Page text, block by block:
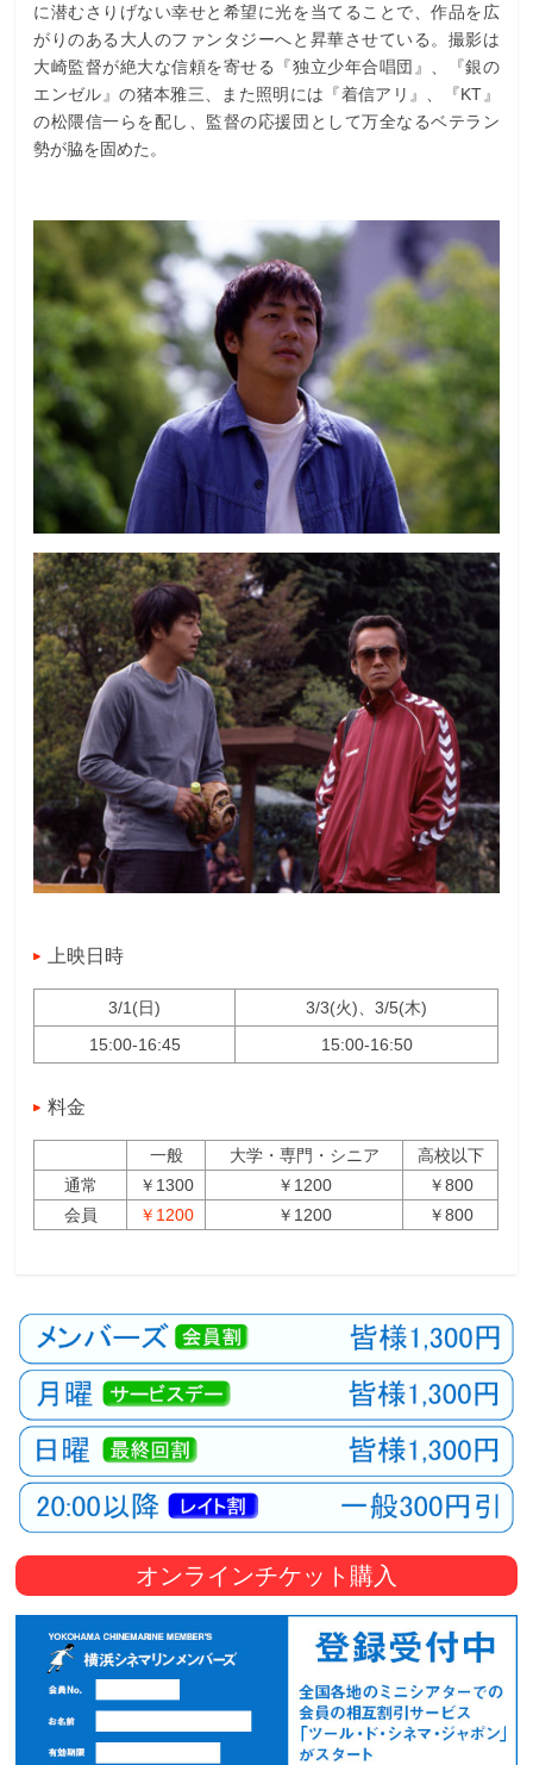
に潜むさりげない幸せと希望に光を当てることで、作品を広
がりのある大人のファンタジーへと昇華させている。撮影は
大崎監督が絶大な信頼を寄せる『独立少年合唱団』、『銀の
エンゼル』の猪本雅三、また照明には『着信アリ』、『KT』
の松隈信一らを配し、監督の応援団として万全なるベテラン
勢が脇を固めた。
上映日時
3/1(日)
3/3(火)、3/5(木)
15:00-16:45
15:00-16:50
料金
一般 大学・専門・シニア
高校以下
通常
￥1300 ￥1200
￥800
会員
￥1200 ￥1200 ￥800
オンラインチケット購入